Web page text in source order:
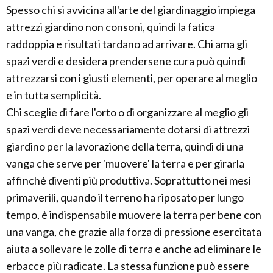
Spesso chi si avvicina all'arte del giardinaggio impiega
attrezzi giardino non consoni, quindi la fatica
raddoppia e risultati tardano ad arrivare. Chi ama gli
spazi verdi e desidera prendersene cura può quindi
attrezzarsi con i giusti elementi, per operare al meglio
e in tutta semplicità.
Chi sceglie di fare l'orto o di organizzare al meglio gli
spazi verdi deve necessariamente dotarsi di attrezzi
giardino per la lavorazione della terra, quindi di una
vanga che serve per 'muovere' la terra e per girarla
affinché diventi più produttiva. Soprattutto nei mesi
primaverili, quando il terreno ha riposato per lungo
tempo, è indispensabile muovere la terra per bene con
una vanga, che grazie alla forza di pressione esercitata
aiuta a sollevare le zolle di terra e anche ad eliminare le
erbacce più radicate. La stessa funzione può essere